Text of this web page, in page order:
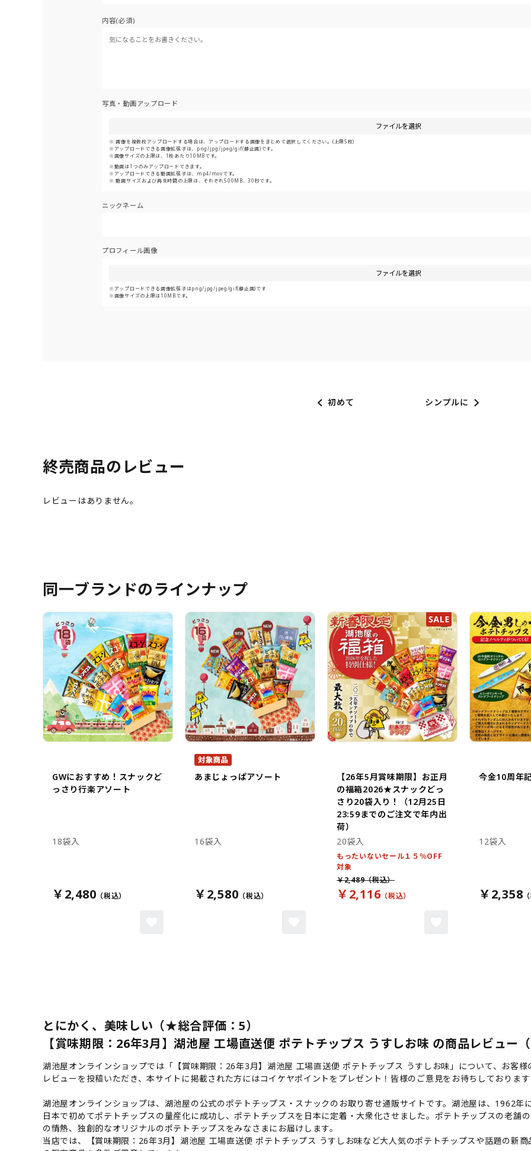
内容(必須)
写真・動画アップロード
ファイルを選択
画像を複数枚アップロードする場合は、アップロードする画像をまとめて選択してください。(上限5枚)
アップロードできる画像拡張子は、png/jpg/jpeg/gif(静止画)です。
画像サイズの上限は、1枚あたり10MBです。
動画は1つのみアップロードできます。
アップロードできる動画拡張子は、mp4/movです。
動画サイズおよび再生時間の上限は、それぞれ500MB、30秒です。
ニックネーム
プロフィール画像
ファイルを選択
アップロードできる画像拡張子はpng/jpg/jpeg/gif(静止画)です
画像サイズの上限は10MBです。
初めて シンプルに
終売商品のレビュー
同一ブランドのラインナップ
GWにおすすめ！スナックど
っさり行楽アソート
18袋入
￥2,480
あまじょっぱアソート
16袋入
￥2,580
【26年5月賞味期限】お正月
の福箱2026★スナックどっ
さり20袋入り！（12月25日
23:59までのご注文で年内出
荷）
20袋入
もったいないセール１５％OFF
対象
￥2,116
￥2,489
今金10周年
12袋入
￥2,358
とにかく、美味しい（★総合評価：5）
【賞味期限：26年3月】湖池屋 工場直送便 ポテトチップス うすしお味 の商品レビュー
湖池屋オンラインショップでは「【賞味期限：26年3月】湖池屋 工場直送便 ポテトチップス うすしお味」について、お客
レビューを投稿いただき、本サイトに掲載された方にはコイケヤポイントをプレゼント！皆様のご意見をお待ちしておりま
湖池屋オンラインショップは、湖池屋の公式のポテトチップス・スナックのお取り寄せ通販サイトです。湖池屋は、1962
日本で初めてポテトチップスの量産化に成功し、ポテトチップスを日本に定着・大衆化させました。ポテトチップスの老舗
の情熱、独創的なオリジナルのポテトチップスをみなさまにお届けします。
当店では、【賞味期限：26年3月】湖池屋 工場直送便 ポテトチップス うすしお味など大人気のポテトチップスや話題の新